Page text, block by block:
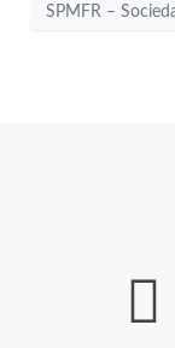
SPMFR –